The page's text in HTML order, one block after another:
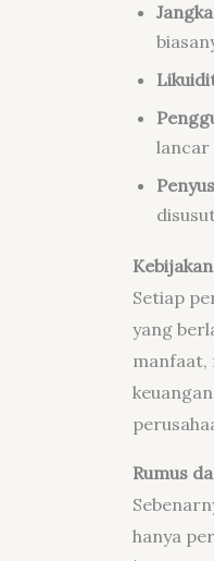
lancar
Setiap
yang
manfaat,
Rumus
hanya